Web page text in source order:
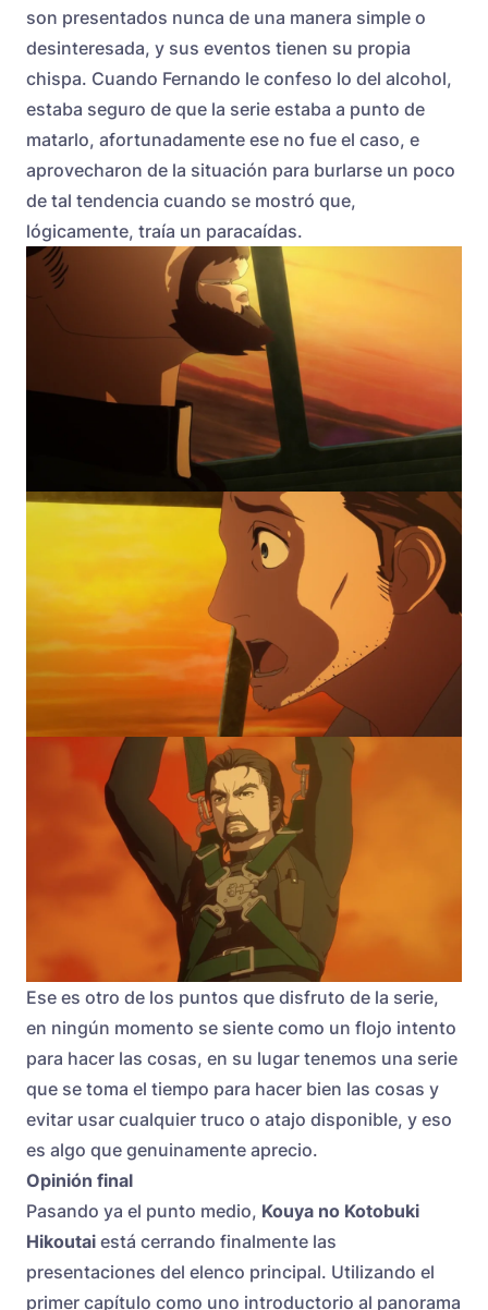
son presentados nunca de una manera simple o
desinteresada, y sus eventos tienen su propia
chispa. Cuando Fernando le confeso lo del alcohol,
estaba seguro de que la serie estaba a punto de
matarlo, afortunadamente ese no fue el caso, e
aprovecharon de la situación para burlarse un poco
de tal tendencia cuando se mostró que,
lógicamente, traía un paracaídas.
Ese es otro de los puntos que disfruto de la serie,
en ningún momento se siente como un flojo intento
para hacer las cosas, en su lugar tenemos una serie
que se toma el tiempo para hacer bien las cosas y
evitar usar cualquier truco o atajo disponible, y eso
es algo que genuinamente aprecio.
Opinión final
Pasando ya el punto medio, Kouya no Kotobuki
Hikoutai está cerrando finalmente las
presentaciones del elenco principal. Utilizando el
primer capítulo como uno introductorio al panorama